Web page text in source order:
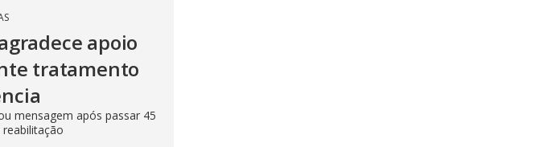
apoio
tratamento
mensagem após passar 45